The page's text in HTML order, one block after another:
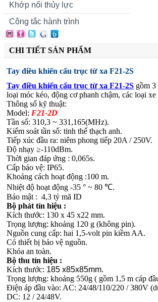
Khớp nối thủy lực
Công tắc hành trình
CHI TIẾT SẢN PHẨM
Tay điều khiển cẩu trục từ xa F21-2S
Tay điều khiển cẩu trục từ xa F21-2S gồm 3
loại móc kéo, động cơ phanh chậm, các loại
Thông số kỹ thuật:
Model: F21-2D
Tần số: 310,3 ~ 331,165(MHz).
Kiểm soát tần số: tinh thể thạch anh.
Tiếp xúc đầu ra: niêm phong tiếp 20A / 250V.
Độ nhạy ≥-110dBm.
Thời gian đáp ứng : 0,065s.
Cấp bảo vệ: IP65.
Khoảng cách hoạt động :100 m.
Nhiệt độ hoạt động -35 ° ~ 80 ℃.
Bảo mật : 4,3 tỷ mã ID
Bộ phát tín hiệu :
Kích thước: 130 x 45 x22 mm.
Trọng lượng: khoảng 120 g (không pin).
Nguồn cung cấp: hai 1,5-volt pin kiềm AA.
Có thiết bị bảo vệ nguồn.
Khóa an toàn.
Bộ thu tín hiệu :
Kích thước: 185 x85x85mm.
Trọng lượng: khoảng 550g ( gồm 1,5 m cáp
Điện áp đầu vào: AC: 24/48/110/220 / 380V
DC: 12 / 24/48V.